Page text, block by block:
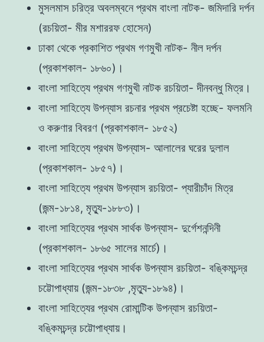
মুসলমাস চরিত্র অবলম্বনে প্রথম বাংলা নাটক- জমিদারি দর্পন
(রচয়িতা- মীর মশাররফ হোসেন)
ঢাকা থেকে প্রকাশিত প্রথম গণমুখী নাটক- নীল দর্পন
(প্রকাশকাল- ১৮৬০)।
বাংলা সাহিত্যে প্রথম গণমুখী নাটক রচয়িতা- দীনবন্ধু মিত্র।
বাংলা সাহিত্যে উপন্যাস রচনার প্রথম প্রচেষ্টা হচ্ছে- ফলমনি
ও করুণার বিবরণ (প্রকাশকাল- ১৮৫২)
বাংলা সাহিত্যে প্রথম উপন্যাস- আলালের ঘরের দুলাল
(প্রকাশকাল- ১৮৫৭)।
বাংলা সাহিত্যে প্রথম উপন্যাস রচয়িতা- প্যারীচাঁদ মিত্র
(জন্ম-১৮১৪, মৃত্যু-১৮৮৩)।
বাংলা সাহিত্যের প্রথম সার্থক উপন্যাস- দুর্গেশনন্দিনী
(প্রকাশকাল- ১৮৬৫ সালের মার্চে)।
বাংলা সাহিত্যের প্রথম সার্থক উপন্যাস রচয়িতা- বঙ্কিমচন্দ্র
চট্টোপাধ্যায় (জন্ম-১৮৩৮ ,মৃত্যু-১৮৯৪)।
বাংলা সাহিত্যের প্রথম রোমান্টিক উপন্যাস রচয়িতা-
বঙ্কিমচন্দ্র চট্টোপাধ্যায়।